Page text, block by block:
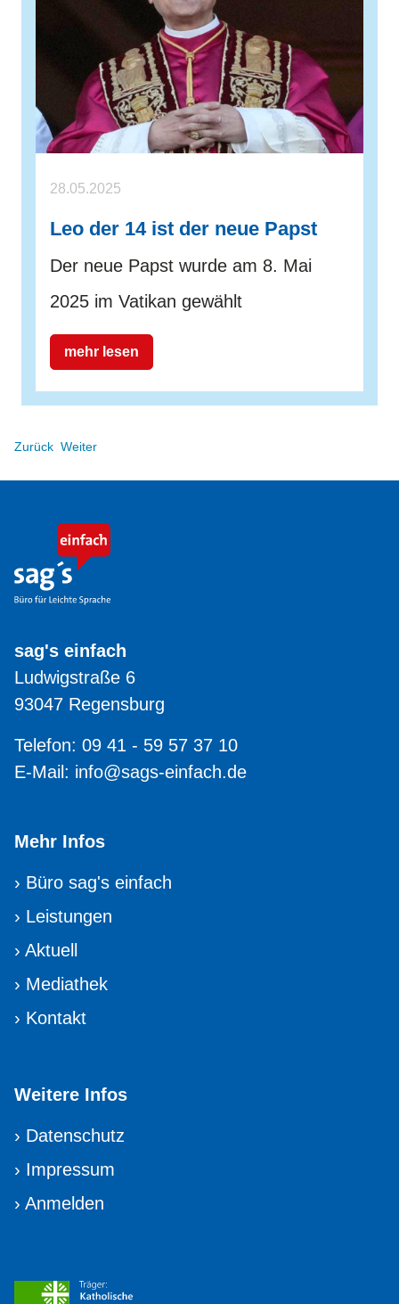
28.05.2025
Leo der 14 ist der neue Papst
Der neue Papst wurde am 8. Mai
2025 im Vatikan gewählt
mehr lesen
Zurück Weiter
sag's einfach
Ludwigstraße 6
93047 Regensburg
Telefon: 09 41 - 59 57 37 10
E-Mail: info@sags-einfach.de
Mehr Infos
› Büro sag's einfach
› Leistungen
› Aktuell
› Mediathek
› Kontakt
Weitere Infos
› Datenschutz
› Impressum
› Anmelden